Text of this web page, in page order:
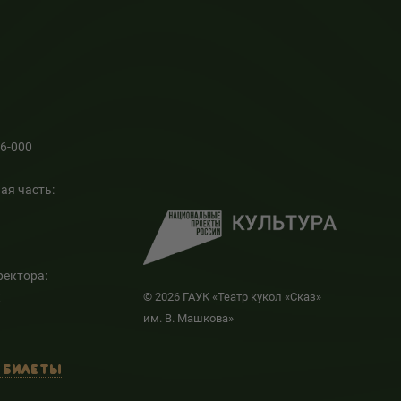
000
часть:
БИЛЕТЫ
© 2026 ГАУК «Театр кукол «Сказ»
им. В. Машкова»